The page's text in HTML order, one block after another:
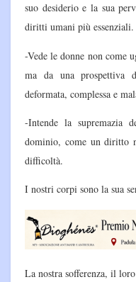
suo desiderio e la sua
diritti umani più essenziali.
-Vede le donne non come
ma da una prospettiva
deformata, complessa e
-Intende la supremazia
dominio, come un diritto
difficoltà.
I nostri corpi sono la sua
La nostra sofferenza, il